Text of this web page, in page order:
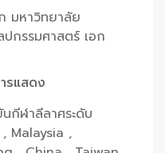
มหาวิทยาลัย
กรรมศาสตร์ เอก
รแสดง
นกีฬาลีลาศระดับ
, Malaysia ,